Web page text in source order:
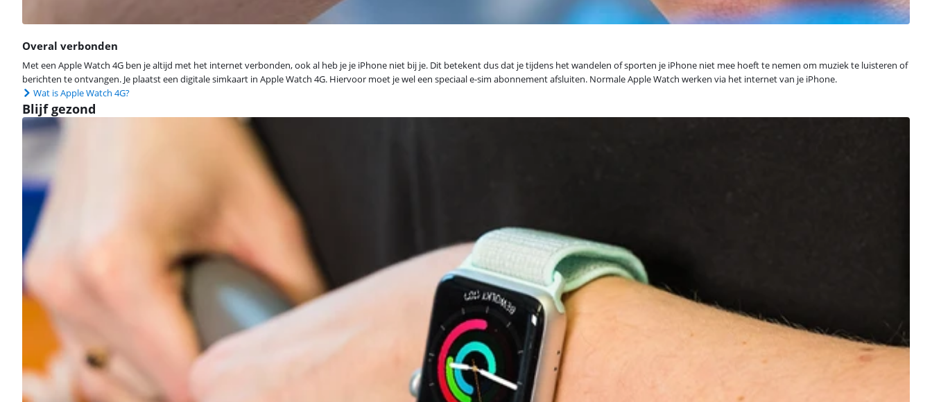
Overal verbonden
Met een Apple Watch 4G ben je altijd met het internet verbonden, ook al heb je je iPhone niet bij je. Dit betekent dus dat je tijdens het wandelen of sporten je iPhone niet mee hoeft te nemen om muziek te luisteren of
berichten te ontvangen. Je plaatst een digitale simkaart in Apple Watch 4G. Hiervoor moet je wel een speciaal e-sim abonnement afsluiten. Normale Apple Watch werken via het internet van je iPhone.
Wat is Apple Watch 4G?
Blijf gezond